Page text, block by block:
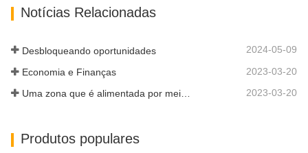
acordo com os padrões de qualidade
Notícias Relacionadas
Desbloqueando oportunidades 2024-05-09
Economia e Finanças 2023-03-20
Uma zona que é alimentada por meio de conectividade e digitalização 2023-03-20
Produtos populares